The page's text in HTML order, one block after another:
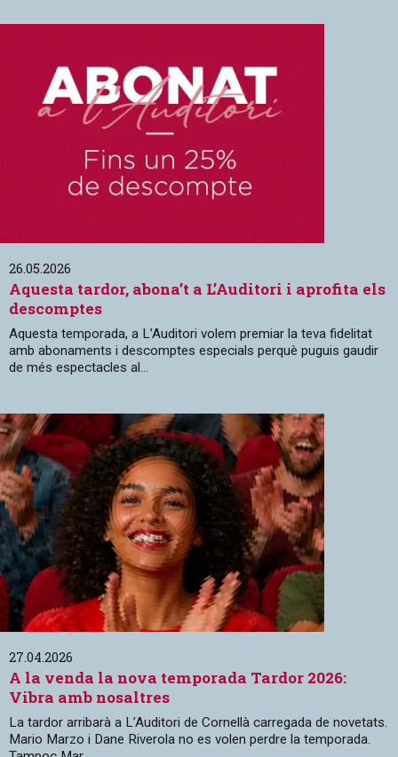
26.05.2026
Aquesta tardor, abona’t a L’Auditori i aprofita els
descomptes
Aquesta temporada, a L’Auditori volem premiar la teva fidelitat
amb abonaments i descomptes especials perquè puguis gaudir
de més espectacles al...
27.04.2026
A la venda la nova temporada Tardor 2026:
Vibra amb nosaltres
La tardor arribarà a L’Auditori de Cornellà carregada de novetats.
Mario Marzo i Dane Riverola no es volen perdre la temporada.